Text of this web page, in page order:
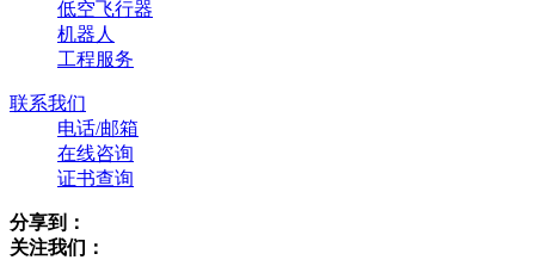
低空飞行器
机器人
工程服务
联系我们
电话/邮箱
在线咨询
证书查询
分享到：
关注我们：